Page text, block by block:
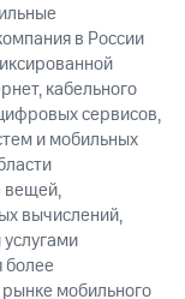
в России
кабельного
сервисов,
и мобильных
вещей,
вычислений,
более
мобильного